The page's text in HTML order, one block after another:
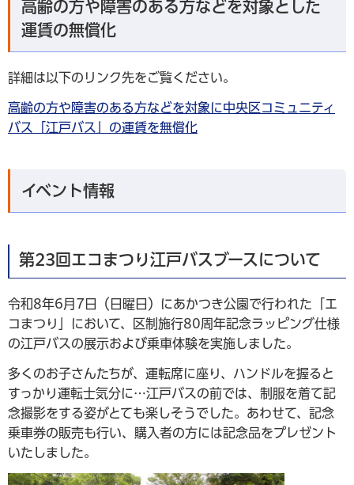
高齢の方や障害のある方などを対象とした
運賃の無償化
詳細は以下のリンク先をご覧ください。
高齢の方や障害のある方などを対象に中央区コミュニティ
バス「江戸バス」の運賃を無償化
イベント情報
第23回エコまつり江戸バスブースについて
令和8年6月7日（日曜日）にあかつき公園で行われた「エ
コまつり」において、区制施行80周年記念ラッピング仕様
の江戸バスの展示および乗車体験を実施しました。
多くのお子さんたちが、運転席に座り、ハンドルを握ると
すっかり運転士気分に…江戸バスの前では、制服を着て記
念撮影をする姿がとても楽しそうでした。あわせて、記念
乗車券の販売も行い、購入者の方には記念品をプレゼント
いたしました。